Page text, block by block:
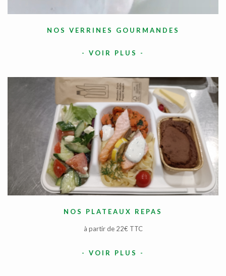
NOS VERRINES GOURMANDES
- VOIR PLUS -
NOS PLATEAUX REPAS
à partir de 22€ TTC
- VOIR PLUS -